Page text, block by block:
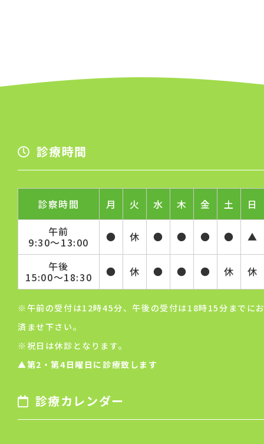
診療時間
診察時間 月 火 水 木 金 土
日
午前
9:30～13:00 ● 休 ● ● ● ● ▲
午後
15:00～18:30 ● 休 ● ● ● 休 休
※午前の受付は12時45分、午後の受付は18時15分までに
済ませ下さい。
※祝日は休診となります。
▲第2・第4日曜日に診療致します
診療カレンダー